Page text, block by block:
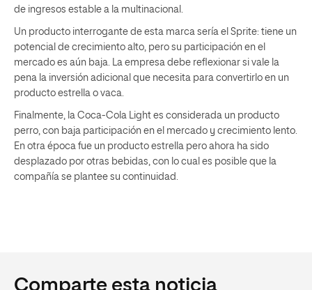
de ingresos estable a la multinacional.
Un producto interrogante de esta marca sería el Sprite: tiene un
potencial de crecimiento alto, pero su participación en el
mercado es aún baja. La empresa debe reflexionar si vale la
pena la inversión adicional que necesita para convertirlo en un
producto estrella o vaca.
Finalmente, la Coca-Cola Light es considerada un producto
perro, con baja participación en el mercado y crecimiento lento.
En otra época fue un producto estrella pero ahora ha sido
desplazado por otras bebidas, con lo cual es posible que la
compañía se plantee su continuidad.
Comparte esta noticia